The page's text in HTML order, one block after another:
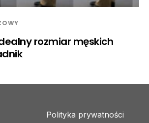
rozmiar męskich
Polityka prywatności